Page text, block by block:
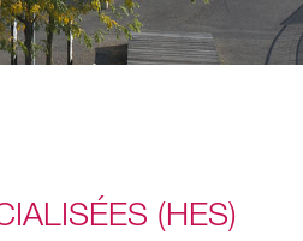
(HES)